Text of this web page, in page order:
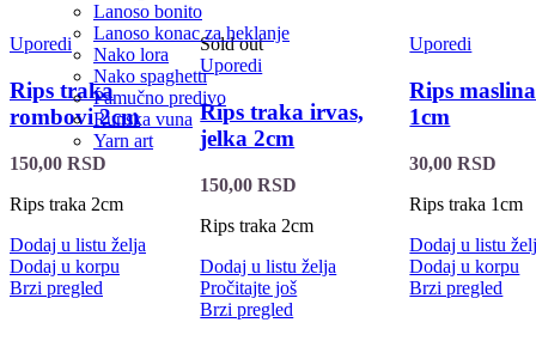
lanoso bonito
lanoso konac za heklanje
nako lora
nako spaghetti
pamučno predivo
runska vuna
yarn art
Uporedi
Rips traka
rombovi 2cm
150,00 RSD
Rips traka 2cm
Dodaj u listu želja
Dodaj u korpu
Brzi pregled
Sold out
Uporedi
Rips traka irvas,
jelka 2cm
150,00RSD
Rips traka 2cm
Dodaj u listu želja
Pročitajte još
Brzi pregled
Uporedi
Rips
1cm
30,00RSD
Rips traka 1cm
Dodaj u listu
Dodaj u korpu
Brzi pregled